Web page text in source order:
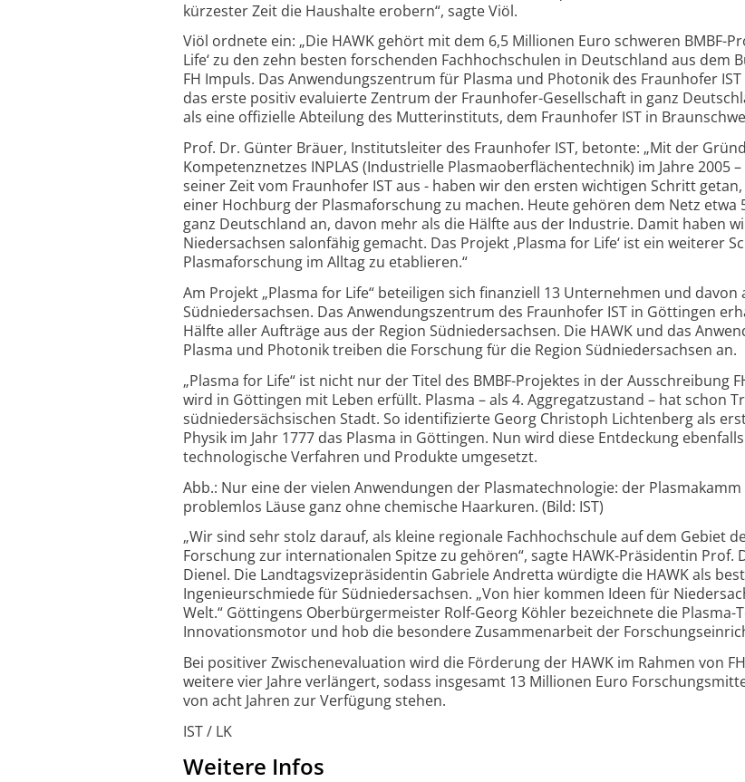
kürzester Zeit die Haushalte erobern“, sagte Viöl.
Viöl ordnete ein: „Die HAWK gehört mit dem 6,5 Millionen Euro schweren BMBF-
Life‘ zu den zehn besten forschenden Fachhochschulen in Deutschland aus dem
FH Impuls. Das Anwendungszentrum für Plasma und Photonik des Fraunhofer
das erste positiv evaluierte Zentrum der Fraunhofer-Gesellschaft in ganz
als eine offizielle Abteilung des Mutterinstituts, dem Fraunhofer IST in
Prof. Dr. Günter Bräuer, Institutsleiter des Fraunhofer IST, betonte: „Mit der
Kompetenznetzes INPLAS (Industrielle Plasmaoberflächentechnik) im Jahre 2005
seiner Zeit vom Fraunhofer IST aus - haben wir den ersten wichtigen Schritt
einer Hochburg der Plasmaforschung zu machen. Heute gehören dem Netz etwa
ganz Deutschland an, davon mehr als die Hälfte aus der Industrie. Damit haben
Niedersachsen salonfähig gemacht. Das Projekt ‚Plasma for Life‘ ist ein weiterer
Plasmaforschung im Alltag zu etablieren.“
Am Projekt „Plasma for Life“ beteiligen sich finanziell 13 Unternehmen und davon
Südniedersachsen. Das Anwendungszentrum des Fraunhofer IST in Göttingen
Hälfte aller Aufträge aus der Region Südniedersachsen. Die HAWK und das
Plasma und Photonik treiben die Forschung für die Region Südniedersachsen an.
„Plasma for Life“ ist nicht nur der Titel des BMBF-Projektes in der Ausschreibung
wird in Göttingen mit Leben erfüllt. Plasma – als 4. Aggregatzustand – hat schon
südniedersächsischen Stadt. So identifizierte Georg Christoph Lichtenberg als
Physik im Jahr 1777 das Plasma in Göttingen. Nun wird diese Entdeckung
technologische Verfahren und Produkte umgesetzt.
Abb.: Nur eine der vielen Anwendungen der Plasmatechnologie: der
problemlos Läuse ganz ohne chemische Haarkuren. (Bild: IST)
„Wir sind sehr stolz darauf, als kleine regionale Fachhochschule auf dem Gebiet
Forschung zur internationalen Spitze zu gehören“, sagte HAWK-Präsidentin Prof.
Dienel. Die Landtagsvizepräsidentin Gabriele Andretta würdigte die HAWK als
Ingenieurschmiede für Südniedersachsen. „Von hier kommen Ideen für
Welt.“ Göttingens Oberbürgermeister Rolf-Georg Köhler bezeichnete die Plasma-
Innovationsmotor und hob die besondere Zusammenarbeit der
Bei positiver Zwischenevaluation wird die Förderung der HAWK im Rahmen von
weitere vier Jahre verlängert, sodass insgesamt 13 Millionen Euro
von acht Jahren zur Verfügung stehen.
IST / LK
Weitere Infos